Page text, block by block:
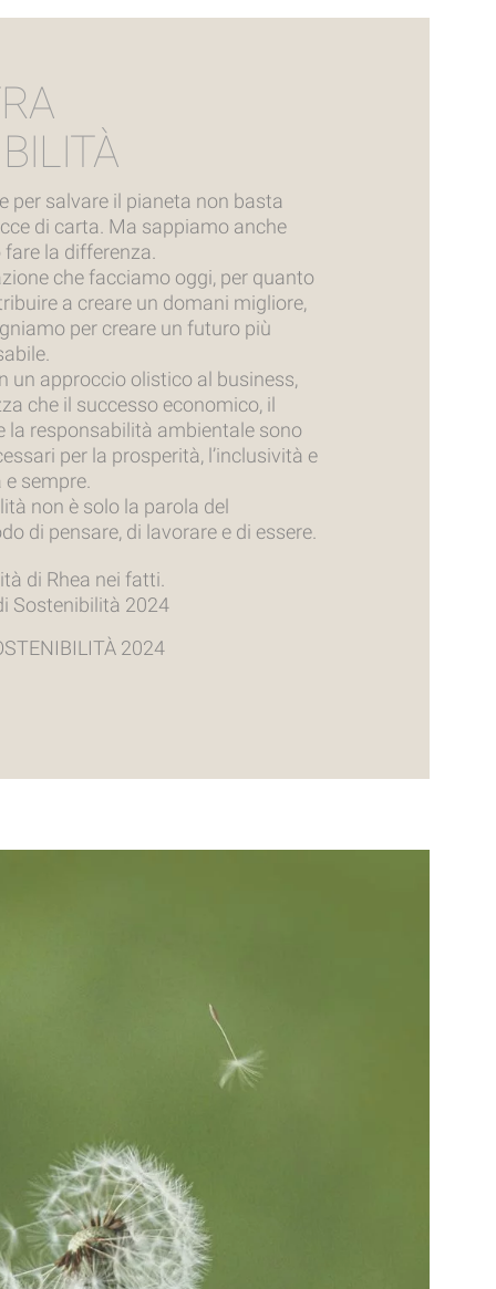
per salvare il pianeta non basta
di carta. Ma sappiamo anche
la differenza.
che facciamo oggi, per quanto
a creare un domani migliore,
per creare un futuro più
un approccio olistico al business,
che il successo economico, il
la responsabilità ambientale sono
per la prosperità, l’inclusività e
sempre.
non è solo la parola del
di pensare, di lavorare e di essere.
di Rhea nei fatti.
Sostenibilità 2024
2024